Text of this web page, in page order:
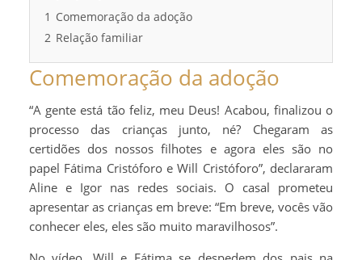
1 Comemoração da adoção
2 Relação familiar
Comemoração da adoção
“A gente está tão feliz, meu Deus! Acabou, finalizou o
processo das crianças junto, né? Chegaram as
certidões dos nossos filhotes e agora eles são no
papel Fátima Cristóforo e Will Cristóforo”, declararam
Aline e Igor nas redes sociais. O casal prometeu
apresentar as crianças em breve: “Em breve, vocês vão
conhecer eles, eles são muito maravilhosos”.